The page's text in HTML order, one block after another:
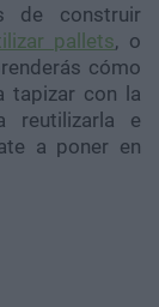
de construir
pallets, o
cómo
tapizar con la
reutilizarla e
a poner en